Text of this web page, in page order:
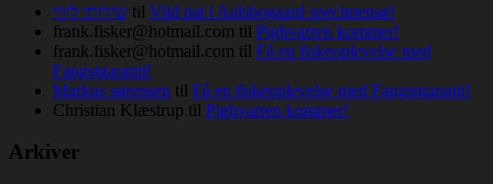
שירותי ליווי til Vild nat i Aalsbogaard specimensø!
frank.fisker@hotmail.com til Pighvarren kommer!
frank.fisker@hotmail.com til Få en fiskeoplevelse med
Fangstgaranti!
Markus sørensen til Få en fiskeoplevelse med Fangstgaranti!
Christian Klæstrup til Pighvarren kommer!
Arkiver